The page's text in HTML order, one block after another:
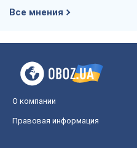
Все мнения
О компании
Правовая информация